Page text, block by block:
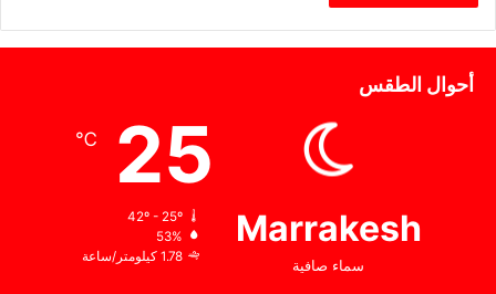
أحوال الطقس
Marrakesh
سماء صافية
25
℃
42º - 25º
53%
1.78 كيلومتر/ساعة